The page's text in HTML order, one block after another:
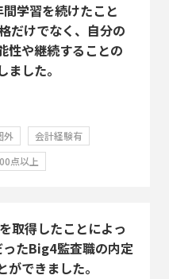
学習を続けたこと
だけでなく、自分の
性や継続することの
した。
外
会計経験有
点以上
取得したことによっ
たBig4監査職の内定
ができました。